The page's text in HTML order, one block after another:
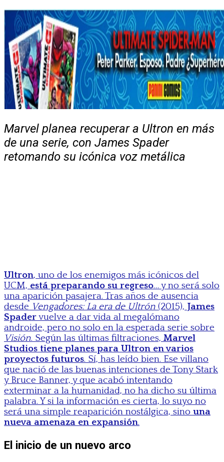
Marvel planea recuperar a Ultron en más
de una serie, con James Spader
retomando su icónica voz metálica
Ultron, uno de los enemigos más icónicos del
UCM, está preparando su regreso… y no será solo
una aparición pasajera. Tras años de ausencia
desde Vengadores: La era de Ultrón (2015), James
Spadervuelve a dar vida al megalómano
androide, pero no solo en la esperada serie sobre
Visión. Según las últimas filtraciones, Marvel
Studios tiene planes para Ultron en varios
proyectos futuros. Sí, has leído bien. Ese villano
que nació de las buenas intenciones de Tony Stark
y Bruce Banner, y que acabó intentando
exterminar a la humanidad, no ha dicho su última
palabra. Y si la información es cierta, lo suyo no
será una simple reaparición nostálgica, sino una
nueva amenaza en expansión.
El inicio de un nuevo arco